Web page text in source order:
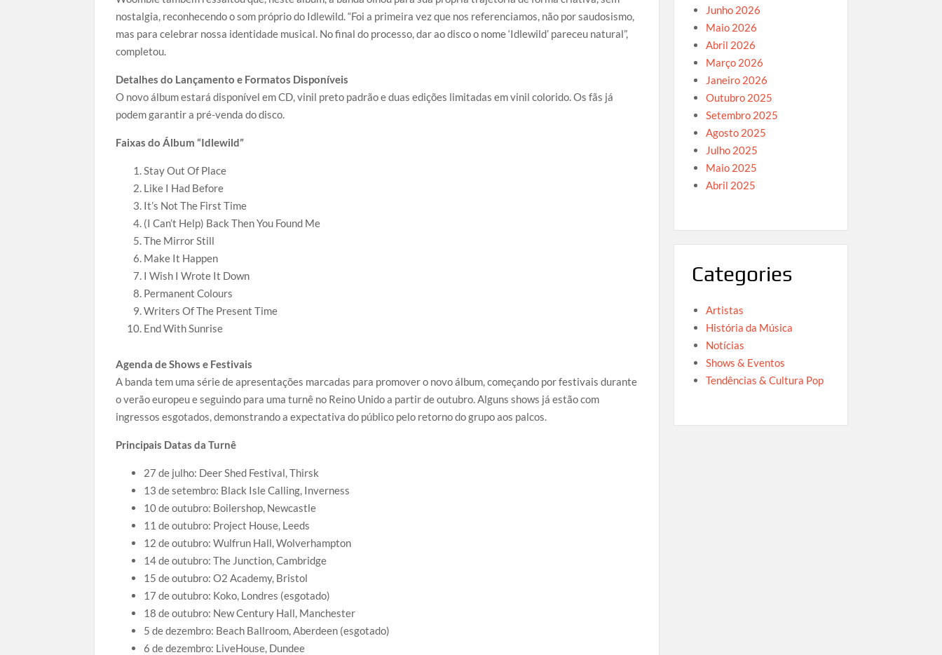
nostalgia, reconhecendo o som próprio do Idlewild. “Foi a primeira vez que nos referenciamos, não por saudosismo,
mas para celebrar nossa identidade musical. No final do processo, dar ao disco o nome ‘Idlewild’ pareceu natural”,
completou.
Detalhes do Lançamento e Formatos Disponíveis
O novo álbum estará disponível em CD, vinil preto padrão e duas edições limitadas em vinil colorido. Os fãs já
podem garantir a pré-venda do disco.
Faixas do Álbum “Idlewild”
Stay Out Of Place
Like I Had Before
It’s Not The First Time
(I Can’t Help) Back Then You Found Me
The Mirror Still
Make It Happen
I Wish I Wrote It Down
Permanent Colours
Writers Of The Present Time
End With Sunrise
Agenda de Shows e Festivais
A banda tem uma série de apresentações marcadas para promover o novo álbum, começando por festivais durante
o verão europeu e seguindo para uma turnê no Reino Unido a partir de outubro. Alguns shows já estão com
ingressos esgotados, demonstrando a expectativa do público pelo retorno do grupo aos palcos.
Principais Datas da Turnê
27 de julho: Deer Shed Festival, Thirsk
13 de setembro: Black Isle Calling, Inverness
10 de outubro: Boilershop, Newcastle
11 de outubro: Project House, Leeds
12 de outubro: Wulfrun Hall, Wolverhampton
14 de outubro: The Junction, Cambridge
15 de outubro: O2 Academy, Bristol
17 de outubro: Koko, Londres (esgotado)
18 de outubro: New Century Hall, Manchester
5 de dezembro: Beach Ballroom, Aberdeen (esgotado)
6 de dezembro: LiveHouse, Dundee
Junho 2026
Maio 2026
Abril 2026
Março 2026
Janeiro 2026
Outubro 2025
Setembro 2025
Agosto 2025
Julho 2025
Maio 2025
Abril 2025
Categories
Artistas
História da Música
Notícias
Shows & Eventos
Tendências & Cultura Pop